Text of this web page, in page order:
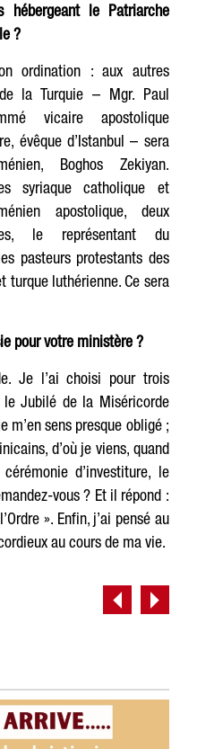
hébergeant le Patriarche
?
ordination : aux autres
la Turquie – Mgr. Paul
vicaire apostolique
évêque d’Istanbul – sera
Boghos Zekiyan.
syriaque catholique et
apostolique, deux
le représentant du
pasteurs protestants des
turque luthérienne. Ce sera
pour votre ministère ?
Je l’ai choisi pour trois
Jubilé de la Miséricorde
m’en sens presque obligé ;
d’où je viens, quand
d’investiture, le
vous ? Et il répond :
». Enfin, j’ai pensé au
au cours de ma vie.